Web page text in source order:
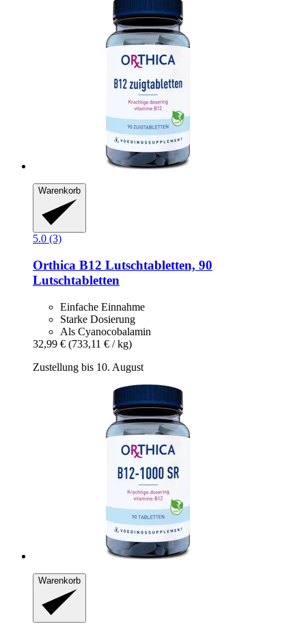
Warenkorb
5.0 (3)
Orthica B12 Lutschtabletten, 90
Lutschtabletten
Einfache Einnahme
Starke Dosierung
Als Cyanocobalamin
32,99 € (733,11 € / kg)
Zustellung bis 10. August
Warenkorb